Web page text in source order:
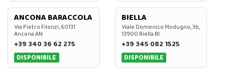
ANCONA BARACCOLA
Via Pietro Filonzi, 60131
Ancona AN
+39 340 36 62 275
DISPONIBILE
BIELLA
Viale Domenico Modugno, 3b,
13900 Biella BI
+39 345 082 1525
DISPONIBILE